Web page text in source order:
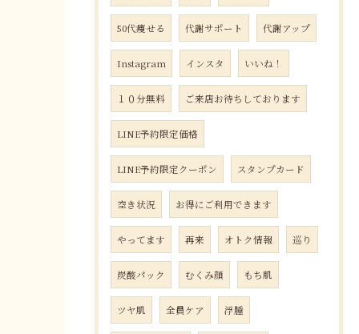
50代痩せる 代謝サポート 代謝アップ
Instagram インスタ いいね！
１０分無料 ご来店お待ちしております
LINE予約限定価格
LINE予約限定クーポン スタンプカード
空き状況 お得にご利用できます
やってます 再来 オトク情報 巡り
炭酸パック むくみ顔 もち肌
ツヤ肌 全員ケア 浮腫